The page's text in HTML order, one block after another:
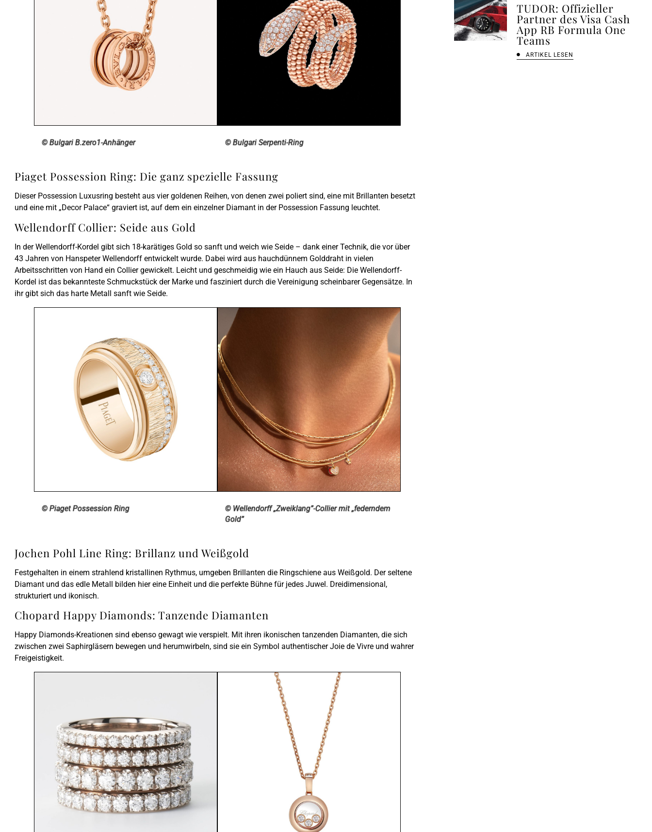
© Bulgari B.zero1-Anhänger © Bulgari Serpenti-Ring
Piaget Possession Ring: Die ganz spezielle Fassung
Dieser Possession Luxusring besteht aus vier goldenen Reihen, von denen zwei poliert sind, eine mit Brillanten besetzt
und eine mit „Decor Palace“ graviert ist, auf dem ein einzelner Diamant in der Possession Fassung leuchtet.
Wellendorff Collier: Seide aus Gold
In der Wellendorff-Kordel gibt sich 18-karätiges Gold so sanft und weich wie Seide – dank einer Technik, die vor über
43 Jahren von Hanspeter Wellendorff entwickelt wurde. Dabei wird aus hauchdünnem Golddraht in vielen
Arbeitsschritten von Hand ein Collier gewickelt. Leicht und geschmeidig wie ein Hauch aus Seide: Die Wellendorff-
Kordel ist das bekannteste Schmuckstück der Marke und fasziniert durch die Vereinigung scheinbarer Gegensätze. In
ihr gibt sich das harte Metall sanft wie Seide.
© Piaget Possession Ring
© Wellendorff „Zweiklang”-Collier mit „federndem
Gold”
Jochen Pohl Line Ring: Brillanz und Weißgold
Festgehalten in einem strahlend kristallinen Rythmus, umgeben Brillanten die Ringschiene aus Weißgold. Der seltene
Diamant und das edle Metall bilden hier eine Einheit und die perfekte Bühne für jedes Juwel. Dreidimensional,
strukturiert und ikonisch.
Chopard Happy Diamonds: Tanzende Diamanten
Happy Diamonds-Kreationen sind ebenso gewagt wie verspielt. Mit ihren ikonischen tanzenden Diamanten, die sich
zwischen zwei Saphirgläsern bewegen und herumwirbeln, sind sie ein Symbol authentischer Joie de Vivre und wahrer
Freigeistigkeit.
TUDOR: Offizieller
Partner des Visa Cash
App RB Formula One
Teams
ARTIKEL LESEN